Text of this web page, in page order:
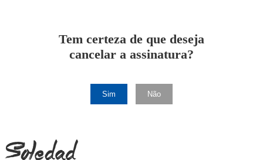
Tem certeza de que deseja
cancelar a assinatura?
Sim Não